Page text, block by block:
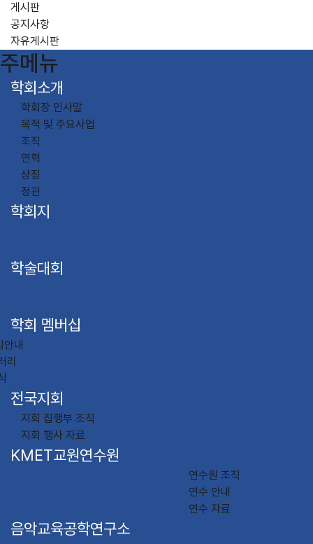
게시판
공지사항
자유게시판
주메뉴
학회소개
학회장 인사말
목적 및 주요사업
조직
연혁
상징
정관
학회지
학술대회
학회 멤버십
안내
리
전국지회
지회 집행부 조직
지회 행사 자료
KMET교원연수원
연수원 조직
연수 안내
연수 자료
음악교육공학연구소